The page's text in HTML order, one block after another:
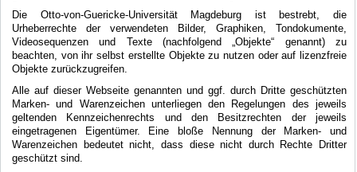
Die Otto-von-Guericke-Universität Magdeburg ist bestrebt, die
Urheberrechte der verwendeten Bilder, Graphiken, Tondokumente,
Videosequenzen und Texte (nachfolgend „Objekte“ genannt) zu
beachten, von ihr selbst erstellte Objekte zu nutzen oder auf lizenzfreie
Objekte zurückzugreifen.
Alle auf dieser Webseite genannten und ggf. durch Dritte geschützten
Marken- und Warenzeichen unterliegen den Regelungen des jeweils
geltenden Kennzeichenrechts und den Besitzrechten der jeweils
eingetragenen Eigentümer. Eine bloße Nennung der Marken- und
Warenzeichen bedeutet nicht, dass diese nicht durch Rechte Dritter
geschützt sind.